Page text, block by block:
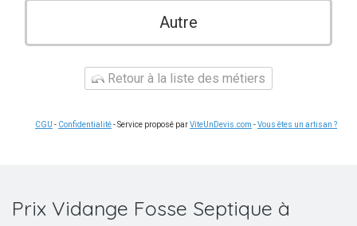
Autre
Retour à la liste des métiers
CGU - Confidentialité- Service proposé parViteUnDevis.com -Vous êtes un artisan ?
Prix Vidange Fosse Septique à